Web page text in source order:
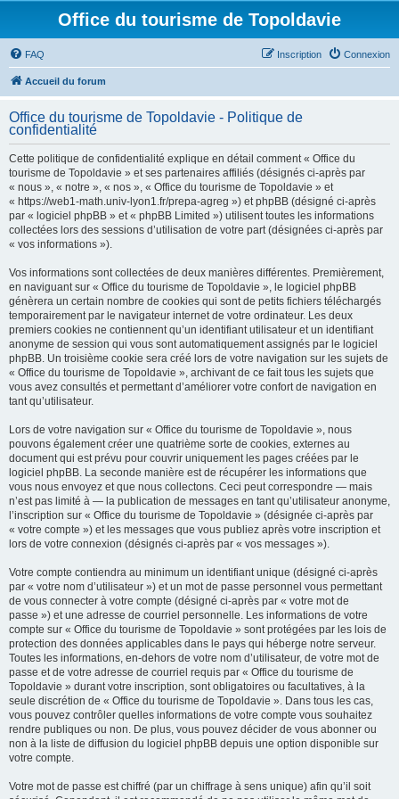
Office du tourisme de Topoldavie
FAQ Connexion
Inscription
Accueil du forum
Office du tourisme de Topoldavie - Politique de
confidentialité
Cette politique de confidentialité explique en détail comment « Office du
tourisme de Topoldavie » et ses partenaires affiliés (désignés ci-après par
« nous », « notre », « nos », « Office du tourisme de Topoldavie » et
« https://web1-math.univ-lyon1.fr/prepa-agreg ») et phpBB (désigné ci-après
par « logiciel phpBB » et « phpBB Limited ») utilisent toutes les informations
collectées lors des sessions d’utilisation de votre part (désignées ci-après par
« vos informations »).
Vos informations sont collectées de deux manières différentes. Premièrement,
en naviguant sur « Office du tourisme de Topoldavie », le logiciel phpBB
génèrera un certain nombre de cookies qui sont de petits fichiers téléchargés
temporairement par le navigateur internet de votre ordinateur. Les deux
premiers cookies ne contiennent qu’un identifiant utilisateur et un identifiant
anonyme de session qui vous sont automatiquement assignés par le logiciel
phpBB. Un troisième cookie sera créé lors de votre navigation sur les sujets de
« Office du tourisme de Topoldavie », archivant de ce fait tous les sujets que
vous avez consultés et permettant d’améliorer votre confort de navigation en
tant qu’utilisateur.
Lors de votre navigation sur « Office du tourisme de Topoldavie », nous
pouvons également créer une quatrième sorte de cookies, externes au
document qui est prévu pour couvrir uniquement les pages créées par le
logiciel phpBB. La seconde manière est de récupérer les informations que
vous nous envoyez et que nous collectons. Ceci peut correspondre — mais
n’est pas limité à — la publication de messages en tant qu’utilisateur anonyme,
l’inscription sur « Office du tourisme de Topoldavie » (désignée ci-après par
« votre compte ») et les messages que vous publiez après votre inscription et
lors de votre connexion (désignés ci-après par « vos messages »).
Votre compte contiendra au minimum un identifiant unique (désigné ci-après
par « votre nom d’utilisateur ») et un mot de passe personnel vous permettant
de vous connecter à votre compte (désigné ci-après par « votre mot de
passe ») et une adresse de courriel personnelle. Les informations de votre
compte sur « Office du tourisme de Topoldavie » sont protégées par les lois de
protection des données applicables dans le pays qui héberge notre serveur.
Toutes les informations, en-dehors de votre nom d’utilisateur, de votre mot de
passe et de votre adresse de courriel requis par « Office du tourisme de
Topoldavie » durant votre inscription, sont obligatoires ou facultatives, à la
seule discrétion de « Office du tourisme de Topoldavie ». Dans tous les cas,
vous pouvez contrôler quelles informations de votre compte vous souhaitez
rendre publiques ou non. De plus, vous pouvez décider de vous abonner ou
non à la liste de diffusion du logiciel phpBB depuis une option disponible sur
votre compte.
Votre mot de passe est chiffré (par un chiffrage à sens unique) afin qu’il soit